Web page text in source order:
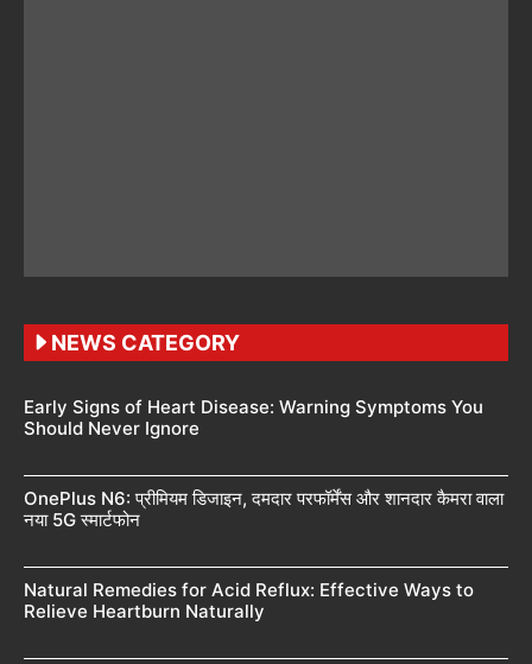
NEWS CATEGORY
Early Signs of Heart Disease: Warning Symptoms You
Should Never Ignore
OnePlus N6: प्रीमियम डिजाइन, दमदार परफॉर्मेंस और शानदार कैमरा वाला
नया 5G स्मार्टफोन
Natural Remedies for Acid Reflux: Effective Ways to
Relieve Heartburn Naturally